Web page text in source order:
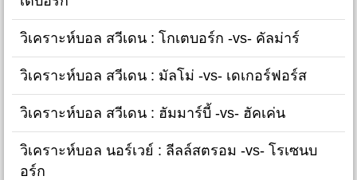
วิเคราะห์บอล สวีเดน : โกเตบอร์ก -vs- คัลม่าร์
วิเคราะห์บอล สวีเดน : มัลโม่ -vs- เดเกอร์ฟอร์ส
วิเคราะห์บอล สวีเดน : ฮัมมาร์บี้ -vs- ฮัคเค่น
วิเคราะห์บอล นอร์เวย์ : ลีลล์สตรอม -vs- โรเซนบ
อร์ก